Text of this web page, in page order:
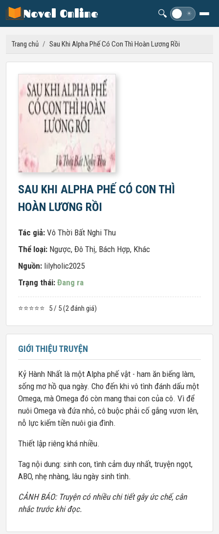
Novel Online 🔍 ☀
Trang chủ / Sau Khi Alpha Phế Có Con Thì Hoàn Lương Rồi
SAU KHI ALPHA PHẾ CÓ CON THÌ
HOÀN LƯƠNG RỒI
Tác giả: Vô Thời Bất Nghi Thu
Thể loại: Ngược, Đô Thị, Bách Hợp, Khác
Nguồn: lilyholic2025
Trạng thái: Đang ra
⭐⭐⭐⭐⭐ 5 / 5 (2 đánh giá)
GIỚI THIỆU TRUYỆN
Kỷ Hành Nhất là một Alpha phế vật - ham ăn biếng làm,
sống mơ hồ qua ngày. Cho đến khi vô tình đánh dấu một
Omega, mà Omega đó còn mang thai con của cô. Vì để
nuôi Omega và đứa nhỏ, cô buộc phải cố gắng vươn lên,
nỗ lực kiếm tiền nuôi gia đình.
Thiết lập riêng khá nhiều.
Tag nội dung: sinh con, tình cảm duy nhất, truyện ngọt,
ABO, nhẹ nhàng, lâu ngày sinh tình.
CẢNH BÁO: Truyện có nhiều chi tiết gây ức chế, cân
nhắc trước khi đọc.